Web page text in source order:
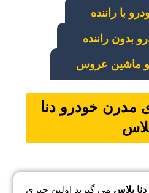
با راننده
بدون راننده
ماشین عروس
مدرن خودرو دنا
دنا پلاس می‌ گیرید اولین چیزی